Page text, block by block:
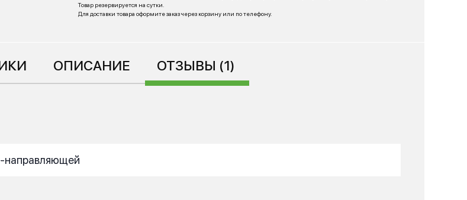
Товар резервируется на сутки.
Для доставки товара оформите заказ через корзину или по телефону.
ОПИСАНИЕ ОТЗЫВЫ (1)
направляющей